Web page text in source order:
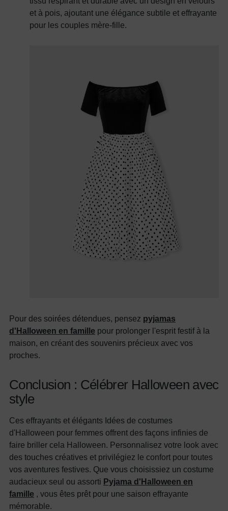
et à pois, ajoutant une élégance subtile et effrayante
pour les couples mère-fille.
Pour des soirées détendues, pensez pyjamas
d'Halloween en famille pour prolonger l'esprit festif à la
maison, en créant des souvenirs précieux avec vos
proches.
Conclusion : Célébrer Halloween avec
style
Ces effrayants et élégants Idées de costumes
d'Halloween pour femmes offrent des façons infinies de
faire briller cela Halloween. Personnalisez votre look avec
des touches créatives et privilégiez le confort pour toutes
vos aventures festives. Que vous choisissiez un costume
audacieux seul ou assorti Pyjama d'Halloween en
famille , vous êtes prêt pour une saison effrayante
mémorable.